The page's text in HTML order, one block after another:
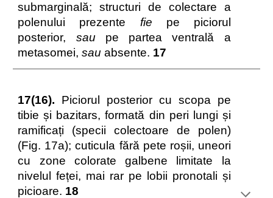
submarginală; structuri de colectare a
polenului prezente fie pe piciorul
posterior, sau pe partea ventrală a
metasomei,sau absente. 17
17(16). Piciorul posterior cu scopa pe
tibie și bazitars, formată din peri lungi și
ramificați (specii colectoare de polen)
(Fig. 17a); cuticula fără pete roșii, uneori
cu zone colorate galbene limitate la
nivelul feței, mai rar pe lobii pronotali și
picioare. 18